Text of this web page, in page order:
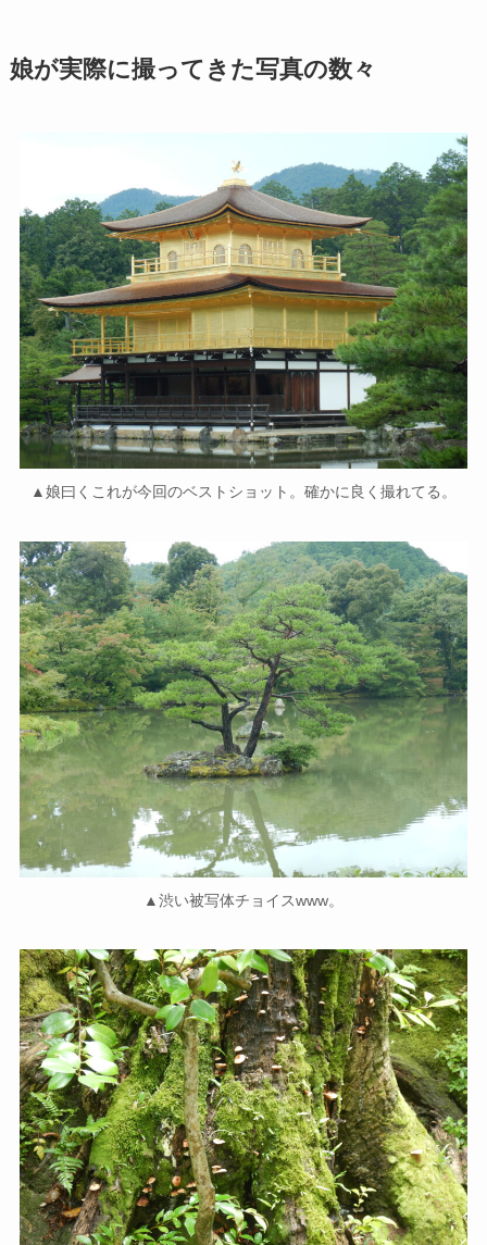
娘が実際に撮ってきた写真の数々
▲娘曰くこれが今回のベストショット。確かに良く撮れてる。
▲渋い被写体チョイスwww。